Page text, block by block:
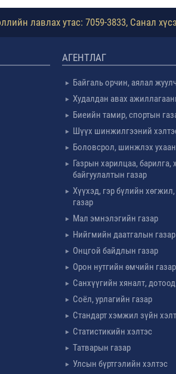
лавлах утас: 7059-3833, Санал
АГЕНТЛАГ
Байгаль орчин, аялал
Худалдан авах
Биеийн тамир, спортын
Шүүх шинжилгээний
Боловсрол, шинжлэх
Газрын харилцаа, барилга,
байгуулалтын газар
Хүүхэд, гэр бүлийн
газар
Мал эмнэлэгийн газар
Нийгмийн даатгалын газар
Онцгой байдлын газар
Орон нутгийн өмчийн газар
Санхүүгийн хяналт,
Соёл, урлагийн газар
Стандарт хэмжил зүйн
Статистикийн хэлтэс
Татварын газар
Улсын бүртгэлийн хэлтэс